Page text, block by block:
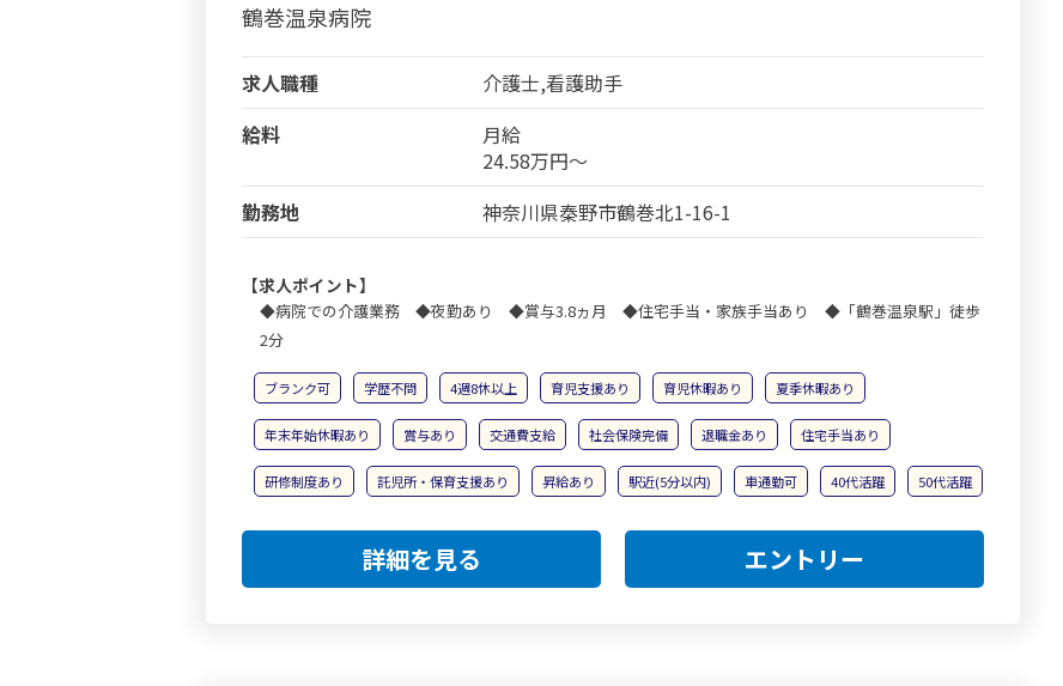
鶴巻温泉病院
求人職種
介護士,看護助手
給料
月給
24.58万円～
勤務地
神奈川県秦野市鶴巻北1-16-1
【求人ポイント】
◆病院での介護業務 ◆夜勤あり ◆賞与3.8ヵ月 ◆住宅手当・家族手当あり ◆「鶴巻温泉駅」徒歩
2分
ブランク可 学歴不問 4週8休以上 育児支援あり 育児休暇あり 夏季休暇あり
年末年始休暇あり 賞与あり 交通費支給 社会保険完備 退職金あり 住宅手当あり
研修制度あり 託児所・保育支援あり 昇給あり 駅近(5分以内) 車通勤可 40代活躍 50代活躍
詳細を見る エントリー